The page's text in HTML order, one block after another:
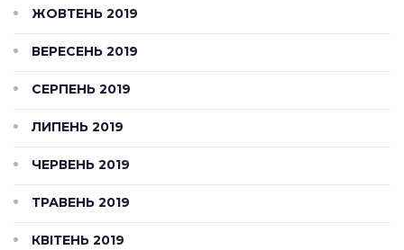
ЖОВТЕНЬ 2019
ВЕРЕСЕНЬ 2019
СЕРПЕНЬ 2019
ЛИПЕНЬ 2019
ЧЕРВЕНЬ 2019
ТРАВЕНЬ 2019
КВІТЕНЬ 2019